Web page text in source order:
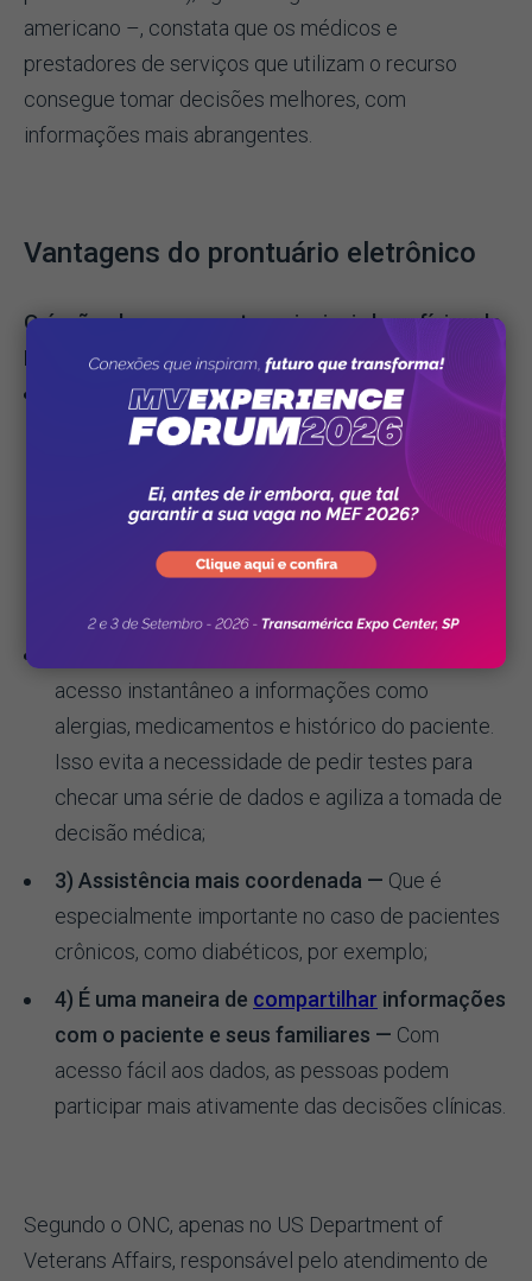
americano –, constata que os médicos e
prestadores de serviços que utilizam o recurso
consegue tomar decisões melhores, com
informações mais abrangentes.
Vantagens do prontuário eletrônico
O órgão elenca os quatro principais benefícios do
PEP:
Informação completa e precisasobre a
saúde do paciente —O que possibilita que,
durante consultas de rotina ou atendimentos
emergenciais, os cuidados de saúde mais
considerando seu histórico e outros tratamentos
acesso instantâneo a informações como
alergias, medicamentos e histórico do paciente.
Isso evita a necessidade de pedir testes para
checar uma série de dados e agiliza a tomada de
decisão médica;
3) Assistência mais coordenada — Que é
especialmente importante no caso de pacientes
crônicos, como diabéticos, por exemplo;
4) É uma maneira de compartilhar informações
com o paciente e seus familiares — Com
acesso fácil aos dados, as pessoas podem
participar mais ativamente das decisões clínicas.
Segundo o ONC, apenas no US Department of
Veterans Affairs, responsável pelo atendimento de